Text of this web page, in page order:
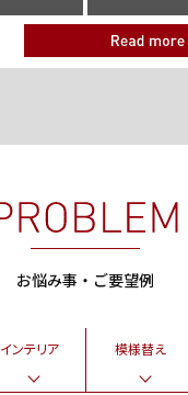
お悩み事・ご要望例
インテリア 模様替え